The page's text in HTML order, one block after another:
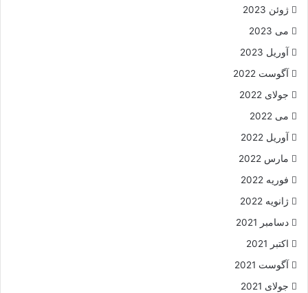
ژوئن 2023
می 2023
آوریل 2023
آگوست 2022
جولای 2022
می 2022
آوریل 2022
مارس 2022
فوریه 2022
ژانویه 2022
دسامبر 2021
اکتبر 2021
آگوست 2021
جولای 2021